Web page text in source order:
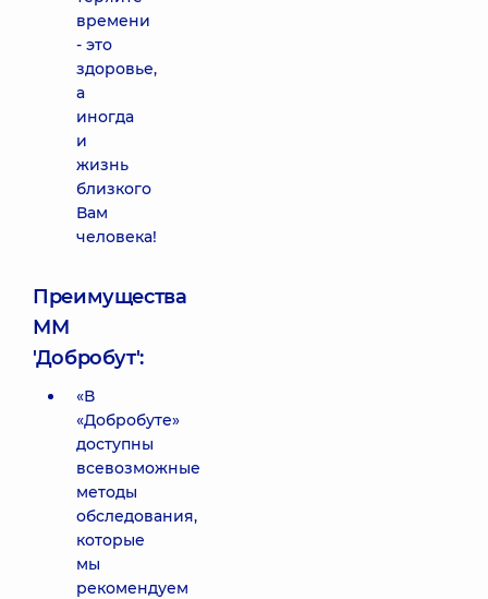
времени
- это
здоровье,
а
иногда
и
жизнь
близкого
Вам
человека!
Преимущества
ММ
'Добробут':
«В
«Добробуте»
доступны
всевозможные
методы
обследования,
которые
мы
рекомендуем